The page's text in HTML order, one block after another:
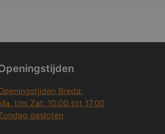
Breda:
t/m Zat: 10:00 tot 17:00
gesloten